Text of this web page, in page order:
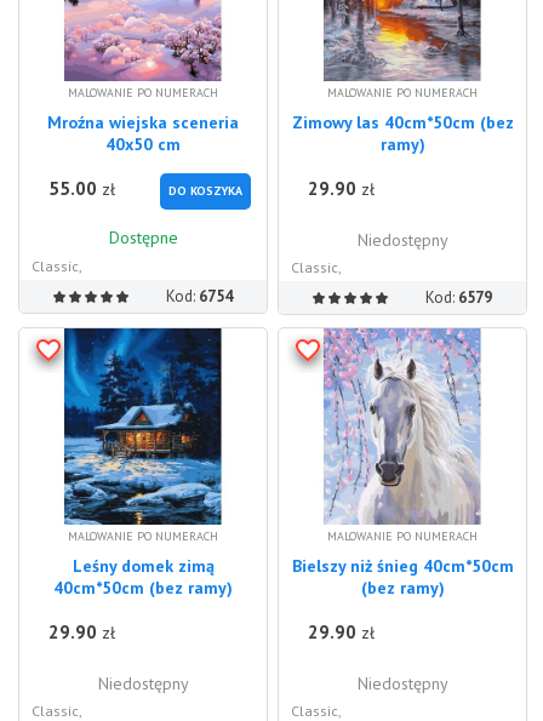
MALOWANIE PO NUMERACH
Mroźna wiejska sceneria
40x50 cm
55.00 zł DO KOSZYKA
Dostępne
Classic,
Kod: 6754
MALOWANIE PO NUMERACH
Zimowy las 40cm*50cm (bez
ramy)
29.90 zł
Niedostępny
Classic,
Kod: 6579
MALOWANIE PO NUMERACH
Leśny domek zimą
40cm*50cm (bez ramy)
29.90 zł
Niedostępny
Classic,
MALOWANIE PO NUMERACH
Bielszy niż śnieg 40cm*50cm
(bez ramy)
29.90 zł
Niedostępny
Classic,